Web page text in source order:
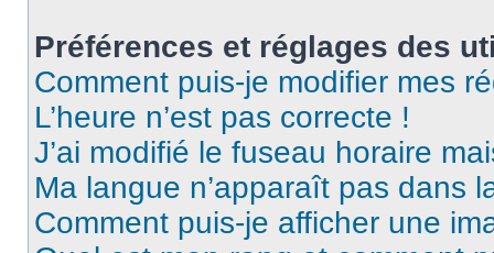
Préférences et réglages des
Comment puis-je modifier mes
L’heure n’est pas correcte !
J’ai modifié le fuseau horaire
Ma langue n’apparaît pas dans
Comment puis-je afficher une